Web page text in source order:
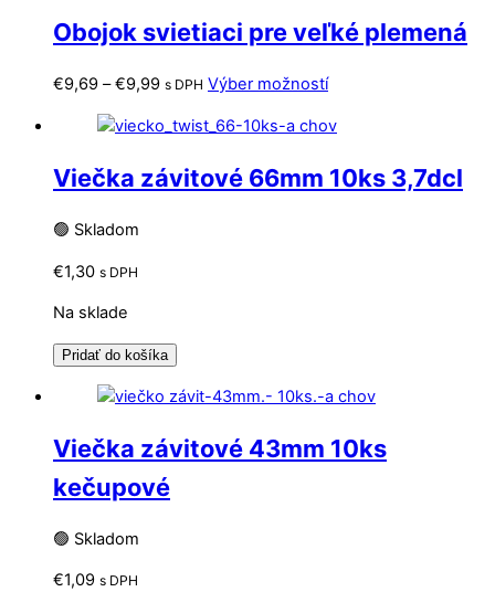
Obojok svietiaci pre veľké plemená
€9,69 – €9,99Price
€9,69
€9,99
s DPH Výber možnostíTento
má
variantov.
Viečka závitové 66mm 10ks 3,7dcl
🟢 Skladom
€1,30 s DPH
Na sklade
Pridať do košíka
Viečka závitové 43mm 10ks
kečupové
🟢 Skladom
€1,09 s DPH